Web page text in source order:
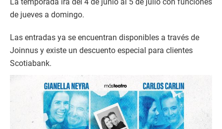
La temporada irá del 4 de junio al 5 de julio con funciones
de jueves a domingo.
Las entradas ya se encuentran disponibles a través de
Joinnus y existe un descuento especial para clientes
Scotiabank.